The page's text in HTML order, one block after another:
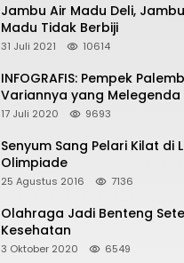
Jambu Air Madu Deli,
Madu Tidak Berbiji
31 Juli 2021 10614
INFOGRAFIS: Pempek
Variannya yang Melegenda
17 Juli 2020 9693
Senyum Sang Pelari Kilat di
Olimpiade
25 Agustus 2016 7136
Olahraga Jadi Benteng
Kesehatan
3 Oktober 2020 6549